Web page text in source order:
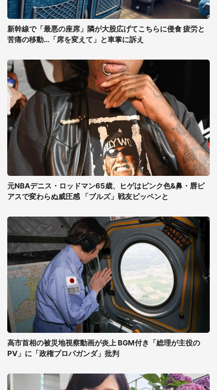
新幹線で「最悪の座席」隣が大股広げてこちらに侵食 疲労と
苦痛の移動...「席を変えて」と車掌に訴え
元NBAデニス・ロッドマン65歳、ヒゲはピンク色&鼻・唇ピ
アスで変わらぬ威圧感 「ブルズ」戦友ピッペンと
高市首相の被災地視察動画が炎上 BGM付き「総理が主役の
PV」に「政権プロパガンダ」批判